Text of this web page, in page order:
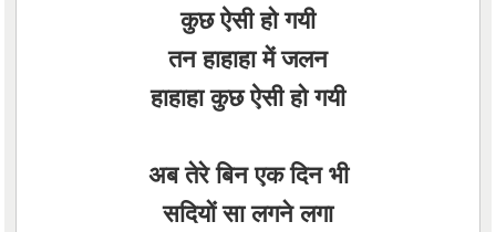
कुछ ऐसी हो गयी
तन हाहाहा में जलन
हाहाहा कुछ ऐसी हो गयी
अब तेरे बिन एक दिन भी
सदियों सा लगने लगा